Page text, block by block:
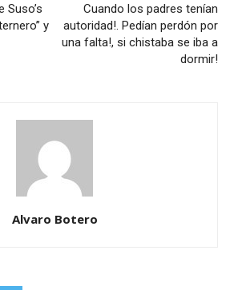
Suso’s
y
Cuando los padres tenían
autoridad!. Pedían perdón por
una falta!, si chistaba se iba a
dormir!
Alvaro Botero